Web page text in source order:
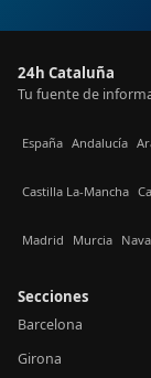
24h Cataluña
Tu fuente de
España Andalucía
Castilla La-Mancha
Madrid Murcia
Secciones
Barcelona
Girona